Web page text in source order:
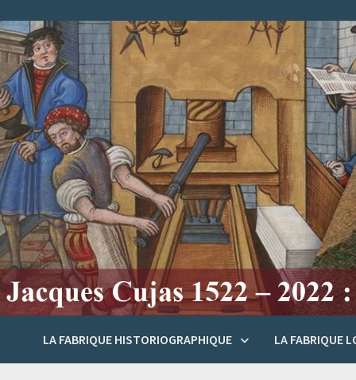
au
contenu
LA FABRIQUE HISTORIOGRAPHIQUE LA FABRIQUE